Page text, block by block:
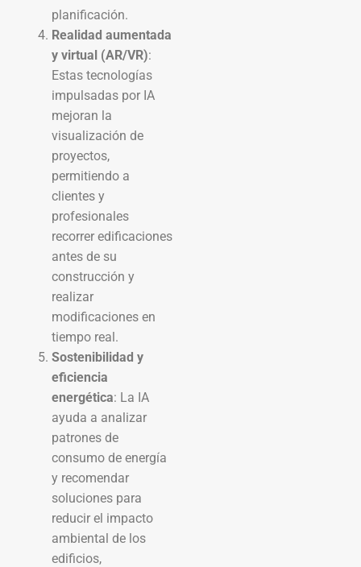
planificación.
Realidad aumentada
y virtual (AR/VR):
Estas tecnologías
impulsadas por IA
mejoran la
visualización de
proyectos,
permitiendo a
clientes y
profesionales
recorrer edificaciones
antes de su
construcción y
realizar
modificaciones en
tiempo real.
Sostenibilidad y
eficiencia
energética: La IA
ayuda a analizar
patrones de
consumo de energía
y recomendar
soluciones para
reducir el impacto
ambiental de los
edificios,